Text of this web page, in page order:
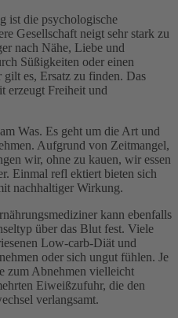
ist die psychologische
Gesellschaft neigt sehr stark zu
nach Nähe, Liebe und
Süßigkeiten oder einen
es, Ersatz zu finden. Das
erzeugt Freiheit und
Was. Es geht um die Art und
Aufgrund von Zeitmangel,
wir, ohne zu kauen, wir essen
Einmal refl ektiert bieten sich
nachhaltiger Wirkung.
kann ebenfalls
über das Blut fest. Viele
Low-carb-Diät und
oder sich ungut fühlen. Je
zum Abnehmen vielleicht
Eiweißzufuhr, die den
verlangsamt.